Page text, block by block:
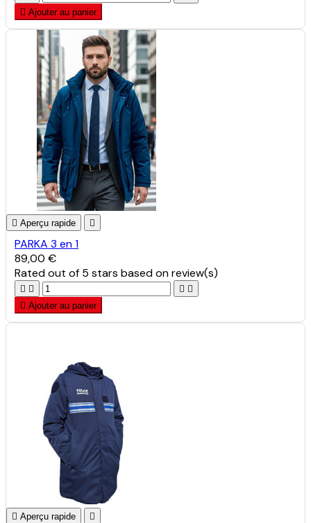
 Ajouter au panier
 Aperçu rapide 
PARKA 3 en 1
89,00 €
Ratedout of 5 stars based onreview(s)
   
 Ajouter au panier
 Aperçu rapide 